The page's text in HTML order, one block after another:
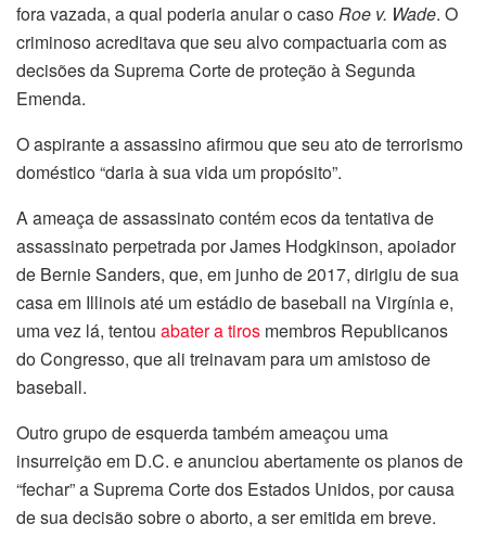
fora vazada, a qual poderia anular o casoRoe v. Wade. O
criminoso acreditava que seu alvo compactuaria com as
decisões da Suprema Corte de proteção à Segunda
Emenda.
O aspirante a assassino afirmou que seu ato de terrorismo
doméstico “daria à sua vida um propósito”.
A ameaça de assassinato contém ecos da tentativa de
assassinato perpetrada por James Hodgkinson, apoiador
de Bernie Sanders, que, em junho de 2017, dirigiu de sua
casa em Illinois até um estádio de baseball na Virgínia e,
uma vez lá, tentou abater a tiros membros Republicanos
do Congresso, que ali treinavam para um amistoso de
baseball.
Outro grupo de esquerda também ameaçou uma
insurreição em D.C. e anunciou abertamente os planos de
“fechar” a Suprema Corte dos Estados Unidos, por causa
de sua decisão sobre o aborto, a ser emitida em breve.